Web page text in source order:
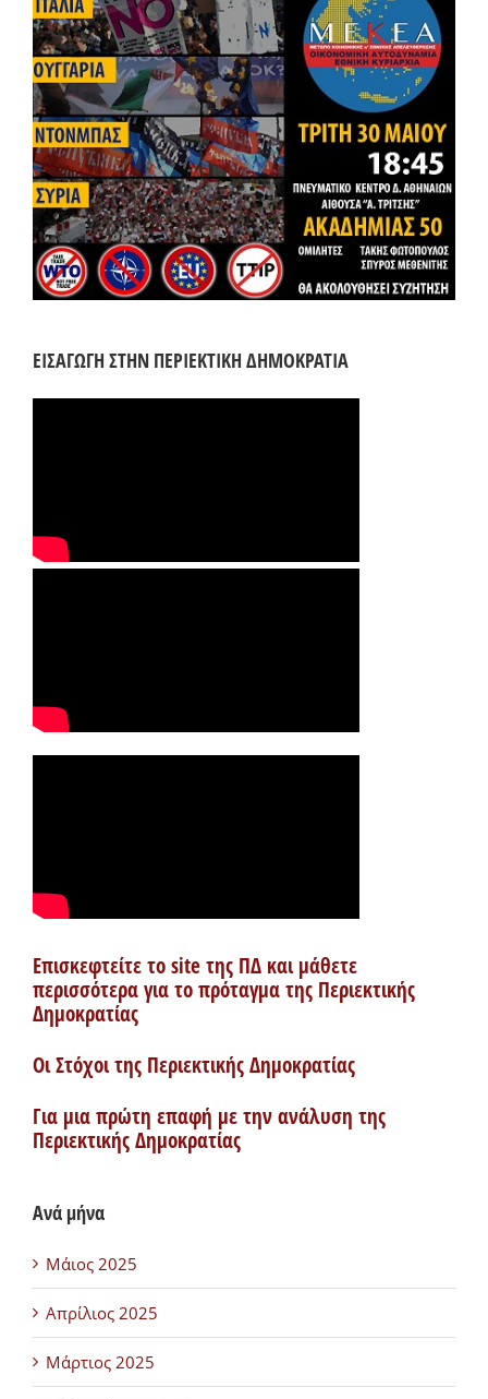
ΕΙΣΑΓΩΓΗ ΣΤΗΝ ΠΕΡΙΕΚΤΙΚΗ ΔΗΜΟΚΡΑΤΙΑ
Επισκεφτείτε το site της ΠΔ και μάθετε
περισσότερα για το πρόταγμα της Περιεκτικής
Δημοκρατίας
Οι Στόχοι της Περιεκτικής Δημοκρατίας
Για μια πρώτη επαφή με την ανάλυση της
Περιεκτικής Δημοκρατίας
Ανά μήνα
Μάιος 2025
Απρίλιος 2025
Μάρτιος 2025